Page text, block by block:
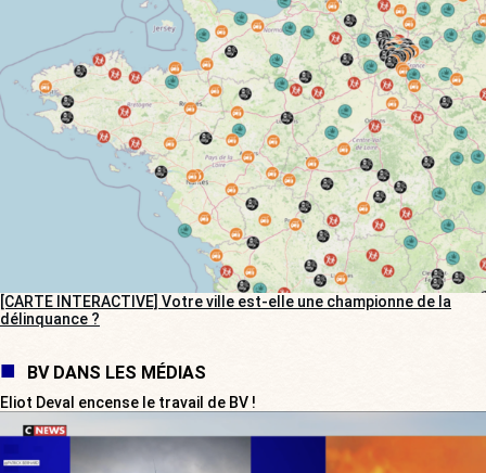
[CARTE INTERACTIVE] Votre ville est-elle une championne de la
délinquance ?
BV DANS LES MÉDIAS
Eliot Deval encense le travail de BV !